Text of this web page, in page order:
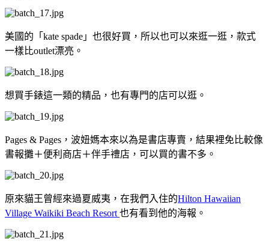
美國的「kate spade」也很好買，所以也可以來逛一逛，款式
一樣比outlet漂亮。
想買手錶這一類的精品，也有專門的店可以逛。
Pages & Pages，波妞媽本來以為是書店專賣，結果裡免比較像
書報攤＋便利商店＋伴手禮店，可以買的書不多。
原來貓王曾經來過夏威夷，在我們入住的Hilton Hawaiian
Village Waikiki Beach Resort 也有看到他的海報。